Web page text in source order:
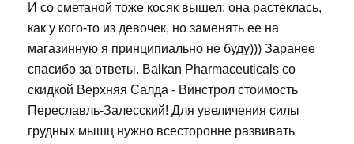
И со сметаной тоже косяк вышел: она растеклась,
как у кого-то из девочек, но заменять ее на
магазинную я принципиально не буду))) Заранее
спасибо за ответы. Balkan Pharmaceuticals со
скидкой Верхняя Салда - Винстрол стоимость
Переславль-Залесский! Для увеличения силы
грудных мышц нужно всесторонне развивать